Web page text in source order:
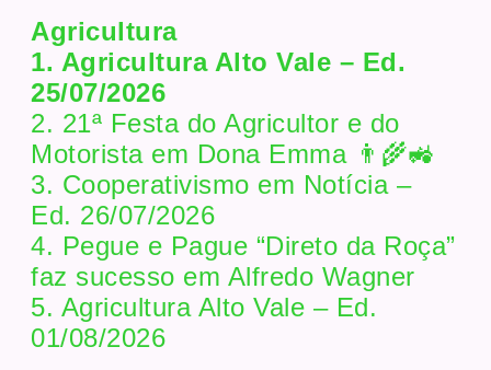
Agricultura
1. Agricultura Alto Vale – Ed.
25/07/2026
2. 21ª Festa do Agricultor e do
Motorista em Dona Emma 👨‍🌾🚜
3. Cooperativismo em Notícia –
Ed. 26/07/2026
4. Pegue e Pague “Direto da Roça”
faz sucesso em Alfredo Wagner
5. Agricultura Alto Vale – Ed.
01/08/2026